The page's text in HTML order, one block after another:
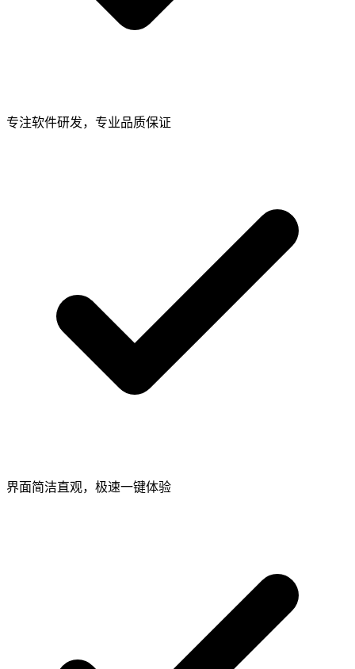
专注软件研发，专业品质保证
界面简洁直观，极速一键体验